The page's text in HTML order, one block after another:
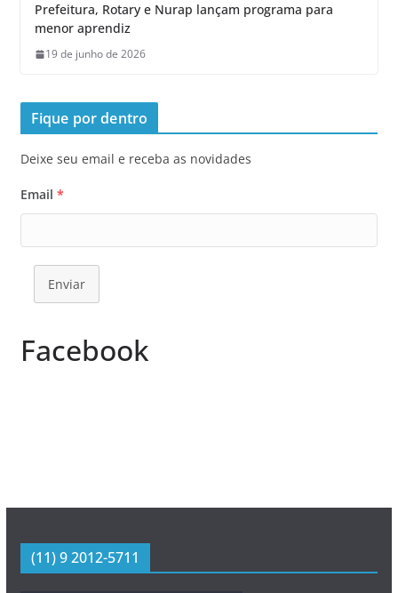
Prefeitura, Rotary e Nurap lançam programa para
menor aprendiz
19 de junho de 2026
Fique por dentro
Deixe seu email e receba as novidades
Email *
Enviar
Facebook
(11) 9 2012-5711